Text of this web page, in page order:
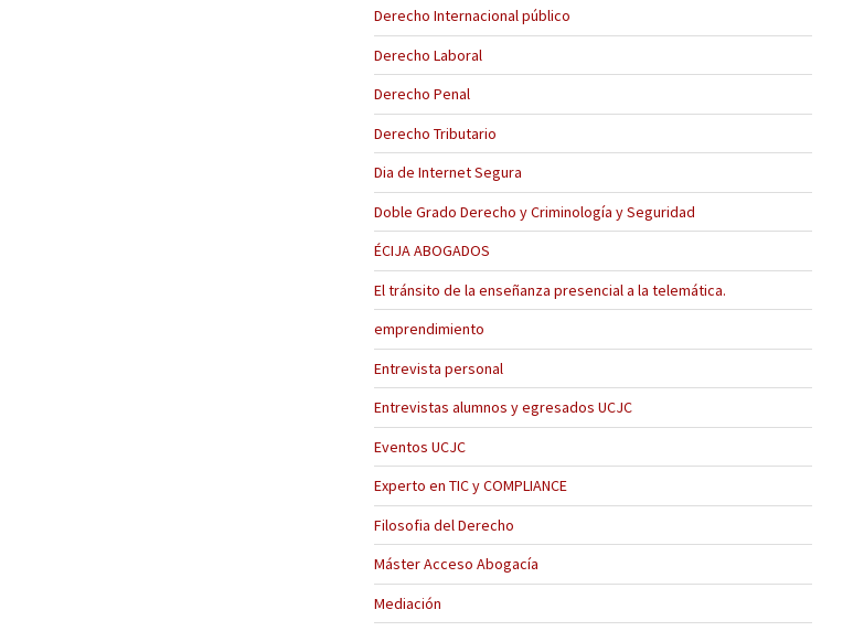
Derecho Internacional público
Derecho Laboral
Derecho Penal
Derecho Tributario
Dia de Internet Segura
Doble Grado Derecho y Criminología y Seguridad
ÉCIJA ABOGADOS
El tránsito de la enseñanza presencial a la telemática.
emprendimiento
Entrevista personal
Entrevistas alumnos y egresados UCJC
Eventos UCJC
Experto en TIC y COMPLIANCE
Filosofia del Derecho
Máster Acceso Abogacía
Mediación